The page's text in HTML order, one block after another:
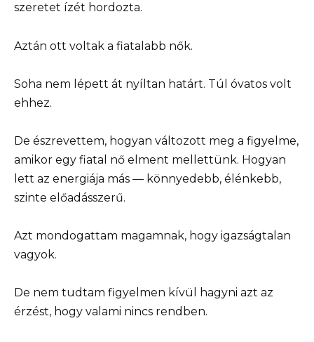
szeretet ízét hordozta.
Aztán ott voltak a fiatalabb nők.
Soha nem lépett át nyíltan határt. Túl óvatos volt
ehhez.
De észrevettem, hogyan változott meg a figyelme,
amikor egy fiatal nő elment mellettünk. Hogyan
lett az energiája más — könnyedebb, élénkebb,
szinte előadásszerű.
Azt mondogattam magamnak, hogy igazságtalan
vagyok.
De nem tudtam figyelmen kívül hagyni azt az
érzést, hogy valami nincs rendben.